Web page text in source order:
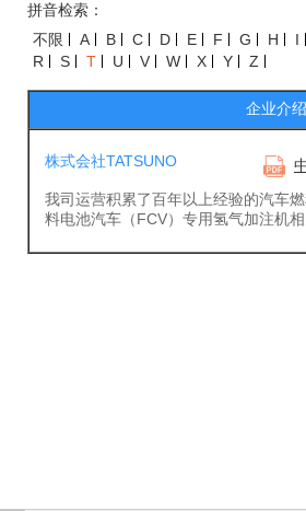
拼音检索：
不限
A B C D E F G H
I
R
S T U V W X Y Z
企业介绍
株式会社TATSUNO
我司运营积累了百年以上经验的汽车
料电池汽车（FCV）专用氢气加注机